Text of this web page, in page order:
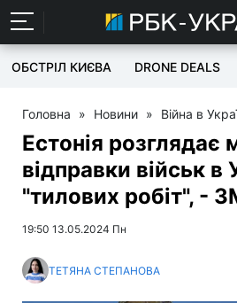
ОБСТРІЛ КИЄВА DRONE DEALS
Головна » Новини » Війна в
Естонія розглядає
відправки військ в
"тилових робіт", -
19:50 13.05.2024 Пн
ТЕТЯНА СТЕПАНОВА